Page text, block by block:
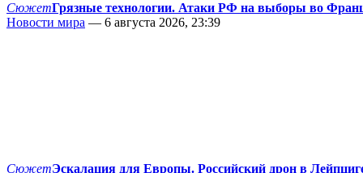
СюжетГрязные технологии. Атаки РФ на выборы во
Новости мира — 6 августа 2026, 23:39
СюжетЭскалация для Европы. Российский дрон в